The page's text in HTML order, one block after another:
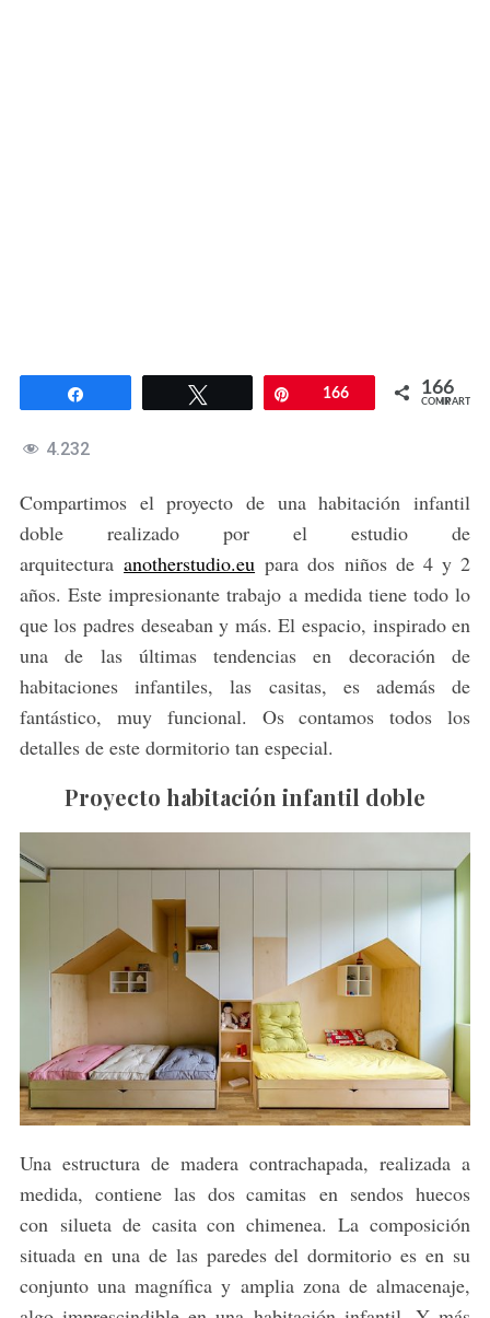
Twittear Pin166 166
COMPARTIR
4.232
Compartimos el proyecto de una habitación infantil
doble realizado por el estudio de
arquitecturaanotherstudio.eu para dos niños de 4 y 2
años. Este impresionante trabajo a medida tiene todo lo
que los padres deseaban y más. El espacio, inspirado en
una de las últimas tendencias en decoración de
habitaciones infantiles, las casitas, es además de
fantástico, muy funcional. Os contamos todos los
detalles de este dormitorio tan especial.
Proyecto habitación infantil doble
Una estructura de madera contrachapada, realizada a
medida, contiene las dos camitas en sendos huecos
con silueta de casita con chimenea. La composición
situada en una de las paredes del dormitorio es en su
conjunto una magnífica y amplia zona de almacenaje,